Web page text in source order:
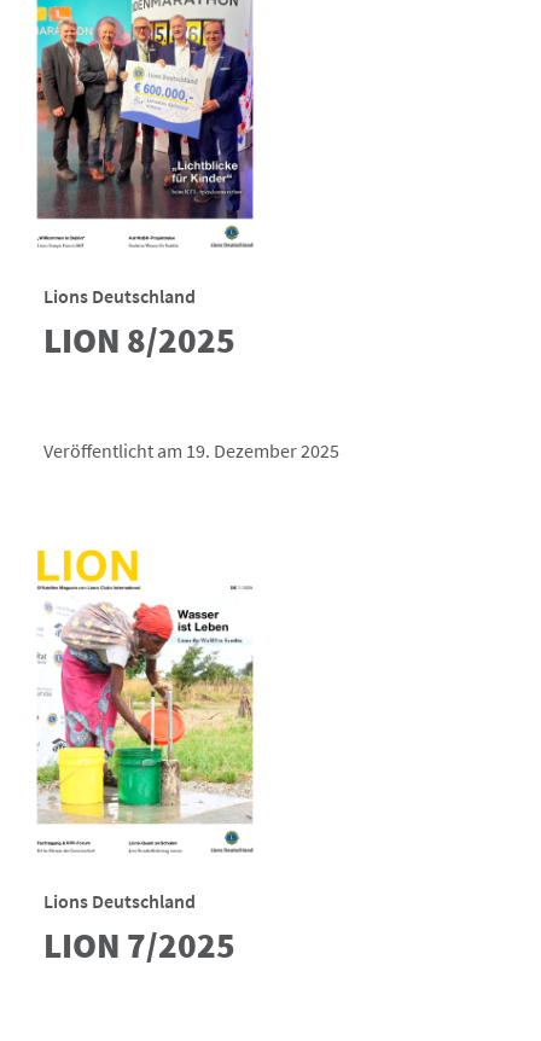
Lions Deutschland
LION 8/2025
Veröffentlicht am 19. Dezember 2025
Lions Deutschland
LION 7/2025